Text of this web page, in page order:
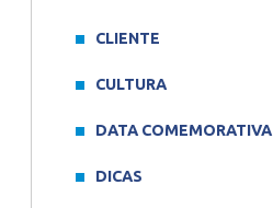
CLIENTE
CULTURA
DATA COMEMORATIVA
DICAS